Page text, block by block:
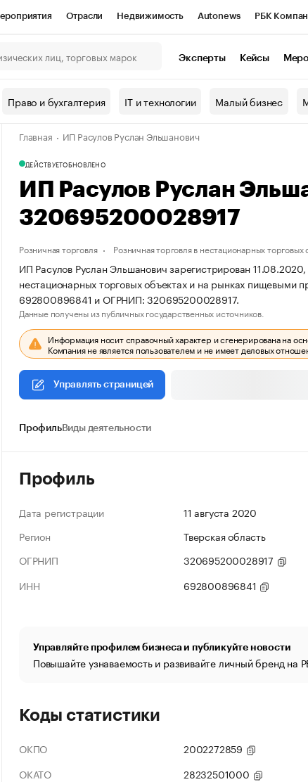
Отрасли Недвижимость Autonews РБК
Спецпроекты Проверка контрагентов
наличной валюты
Эксперты Кейсы
Право и бухгалтерия IT и технологии Малый бизнес
Главная ИП Расулов Руслан Эльшанович
ДЕЙСТВУЕТОБНОВЛЕНО
ИП Расулов Руслан
320695200028917
Розничная торговля Розничная торговля в нестационарных торговых
ИП Расулов Руслан Эльшанович зарегистрирован
нестационарных торговых объектах и на рынках пищевыми
692800896841 и ОГРНИП: 320695200028917.
Данные получены из публичных государственных источников.
Информация носит справочный характер и сгенерирована на
Компания не является пользователем и не имеет деловых
Управлять страницей
ПрофильВиды деятельности
Профиль
Дата регистрации
11 августа 2020
Регион
Тверская область
ОГРНИП
320695200028917
ИНН
692800896841
Управляйте профилем бизнеса и публикуйте новости
Повышайте узнаваемость и развивайте личный бренд на
Коды статистики
ОКПО
2002272859
ОКАТО
28232501000